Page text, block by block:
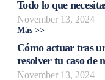
Todo lo que
November 13, 2024
Más >>
Cómo actuar tras
resolver tu caso de
November 13, 2024